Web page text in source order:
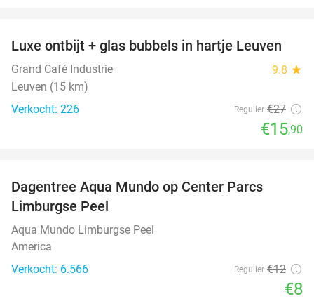
41%
Luxe ontbijt + glas bubbels in hartje Leuven
Grand Café Industrie 9.8 star
Leuven (15 km)
Verkocht: 226
Regulier €27
€15,90
Dagentree Aqua Mundo op Center Parcs
Limburgse Peel
Aqua Mundo Limburgse Peel
America
Verkocht: 6.566
Regulier €12
€8